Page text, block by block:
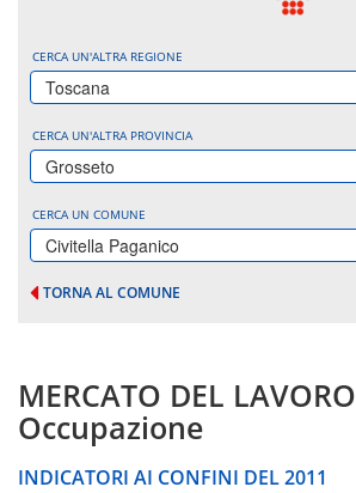
CERCA UN'ALTRA REGIONE
Toscana
CERCA UN'ALTRA PROVINCIA
Grosseto
CERCA UN COMUNE
Civitella Paganico
TORNA AL COMUNE
MERCATO DEL LAVORO
Occupazione
INDICATORI AI CONFINI DEL 2011